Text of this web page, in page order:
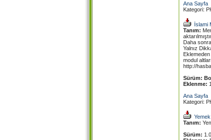
Ana Sayfa
Kategori:
İslami
Tanım:
Daha
Yalnız
modul
http://
Sürüm:
Eklenme:
Ana Sayfa
Kategori:
Tanım:
Sürüm: 1.0